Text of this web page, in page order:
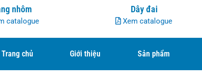
nhôm
catalogue
Dây đai
Xem catalogue
Trang chủ Giới thiệu Sản phẩm